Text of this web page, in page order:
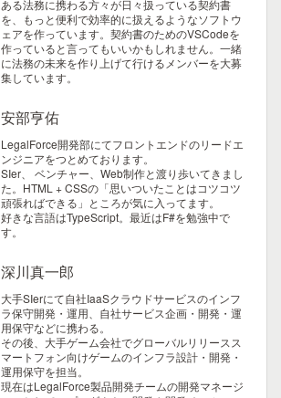
ある法務に携わる方々が日々扱っている契約書
を、もっと便利で効率的に扱えるようなソフトウ
ェアを作っています。契約書のためのVSCodeを
作っていると言ってもいいかもしれません。一緒
に法務の未来を作り上げて行けるメンバーを大募
集しています。
安部亨佑
LegalForce開発部にてフロントエンドのリードエ
ンジニアをつとめております。
SIer、 ベンチャー、Web制作と渡り歩いてきまし
た。HTML + CSSの「思いついたことはコツコツ
頑張ればできる」ところが気に入ってます。
好きな言語はTypeScript。最近はF#を勉強中で
す。
深川真一郎
大手SIerにて自社IaaSクラウドサービスのインフ
ラ保守開発・運用、自社サービス企画・開発・運
用保守などに携わる。
その後、大手ゲーム会社でグローバルリリースス
マートフォン向けゲームのインフラ設計・開発・
運用保守を担当。
現在はLegalForce製品開発チームの開発マネージ